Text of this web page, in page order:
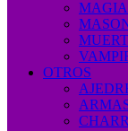
MAGIA
OTROS